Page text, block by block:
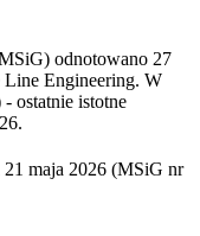
odnotowano 27
Engineering. W
- ostatnie istotne
.
21 maja 2026 (MSiG nr